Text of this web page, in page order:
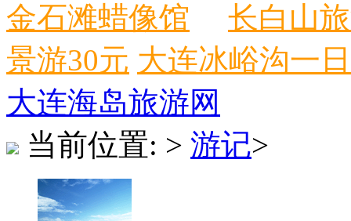
金石滩蜡像馆
长白山
景游30元 大连冰峪沟一
大连海岛旅游网
当前位置: > 游记>